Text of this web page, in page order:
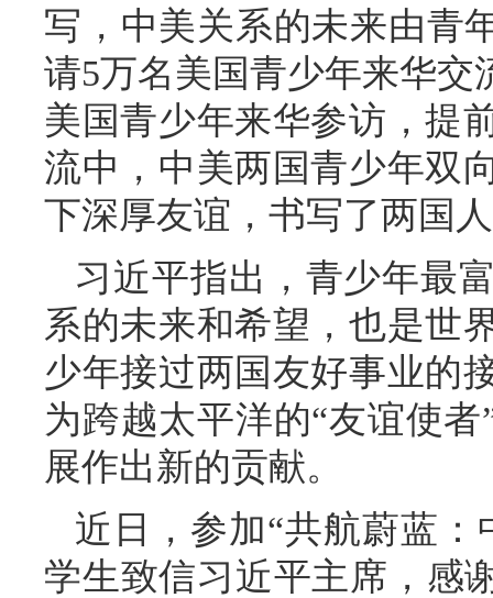
写，中美关系的未来由青
请5万名美国青少年来华交
美国青少年来华参访，提
流中，中美两国青少年双
下深厚友谊，书写了两国
习近平指出，青少年最
系的未来和希望，也是世
少年接过两国友好事业的
为跨越太平洋的“友谊使
展作出新的贡献。
近日，参加“共航蔚蓝
学生致信习近平主席，感